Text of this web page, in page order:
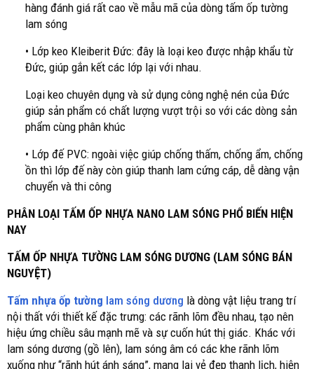
hàng đánh giá rất cao về mẫu mã của dòng tấm ốp tường
lam sóng
• Lớp keo Kleiberit Đức: đây là loại keo được nhập khẩu từ
Đức, giúp gắn kết các lớp lại với nhau.
Loại keo chuyên dụng và sử dụng công nghệ nén của Đức
giúp sản phẩm có chất lượng vượt trội so với các dòng sản
phẩm cùng phân khúc
• Lớp đế PVC: ngoài việc giúp chống thấm, chống ẩm, chống
ồn thì lớp đế này còn giúp thanh lam cứng cáp, dễ dàng vận
chuyển và thi công
PHÂN LOẠI TẤM ỐP NHỰA NANO LAM SÓNG PHỔ BIẾN HIỆN
NAY
TẤM ỐP NHỰA TƯỜNG LAM SÓNG DƯƠNG (LAM SÓNG BÁN
NGUYỆT)
Tấm nhựa ốp tường lam sóng dương là dòng vật liệu trang trí
nội thất với thiết kế đặc trưng: các rãnh lõm đều nhau, tạo nên
hiệu ứng chiều sâu mạnh mẽ và sự cuốn hút thị giác. Khác với
lam sóng dương (gồ lên), lam sóng âm có các khe rãnh lõm
xuống như “rãnh hút ánh sáng”, mang lại vẻ đẹp thanh lịch, hiện